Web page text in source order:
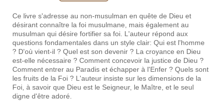
Ce livre s'adresse au non-musulman en quête de Dieu et
désirant connaître la foi musulmane, mais également au
musulman qui désire fortifier sa foi. L'auteur répond aux
questions fondamentales dans un style clair: Qui est l'homme
? D'où vient-il ? Quel est son devenir ? La croyance en Dieu
est-elle nécessaire ? Comment concevoir la justice de Dieu ?
Comment entrer au Paradis et échapper à l'Enfer ? Quels sont
les fruits de la Foi ? L'auteur insiste sur les dimensions de la
Foi, à savoir que Dieu est le Seigneur, le Maître, et le seul
digne d'être adoré.